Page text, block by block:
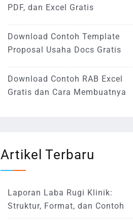
PDF, dan Excel Gratis
Download Contoh Template
Proposal Usaha Docs Gratis
Download Contoh RAB Excel
Gratis dan Cara Membuatnya
Artikel Terbaru
Laporan Laba Rugi Klinik:
Struktur, Format, dan Contoh